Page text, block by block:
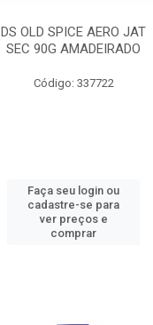
DS OLD SPICE AERO JAT
SEC 90G AMADEIRADO
Código: 337722
Faça seu login ou
cadastre-se para
ver preços e
comprar